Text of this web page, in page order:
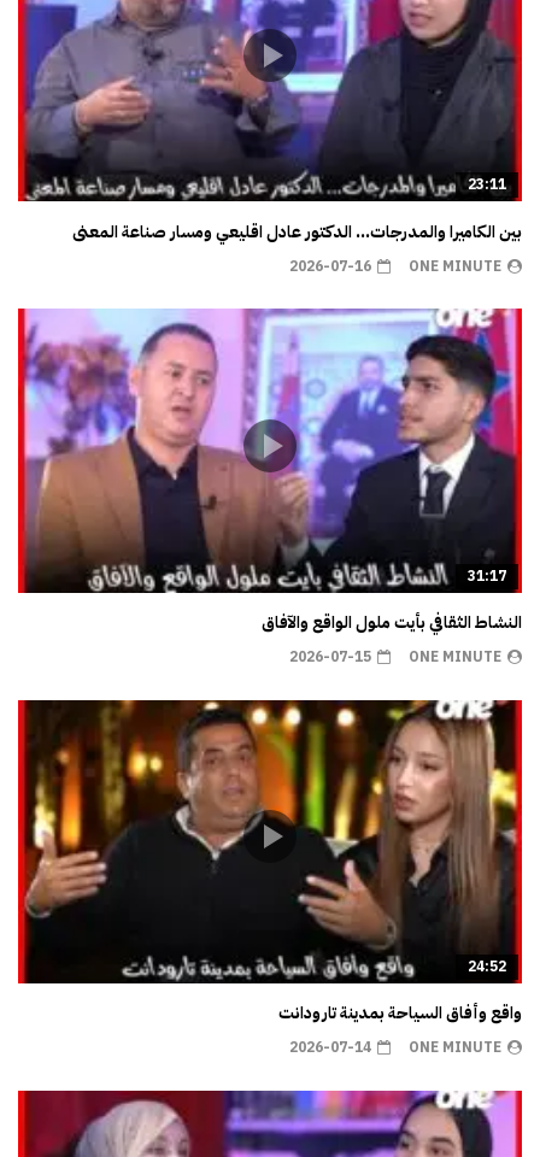
23:11
بين الكاميرا والمدرجات… الدكتور عادل اقليعي ومسار صناعة المعنى
ONE MINUTE
2026-07-16
31:17
النشاط الثقافي بأيت ملول الواقع والآفاق
ONE MINUTE
2026-07-15
24:52
واقع وأفاق السياحة بمدينة تارودانت
ONE MINUTE
2026-07-14